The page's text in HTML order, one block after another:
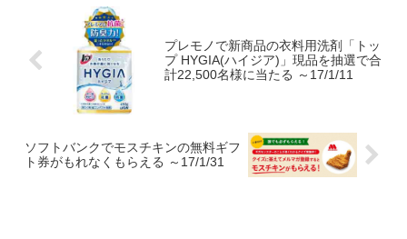
プレモノで新商品の衣料用洗剤「トッ
プ HYGIA(ハイジア)」現品を抽選で合
計22,500名様に当たる ～17/1/11
ソフトバンクでモスチキンの無料ギフ
ト券がもれなくもらえる ～17/1/31